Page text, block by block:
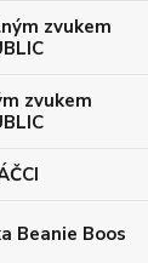
zvukem
zvukem
Beanie Boos